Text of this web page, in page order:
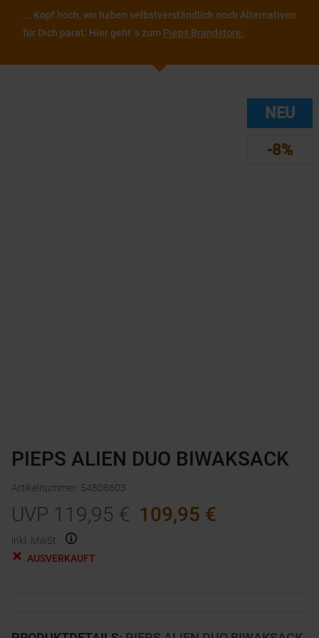
... Kopf hoch, wir haben selbstverständlich noch Alternativen
für Dich parat: Hier geht´s zum Pieps Brandstore.
NEU
-8%
PIEPS ALIEN DUO BIWAKSACK
Artikelnummer: 54808603
UVP 119,95 € 109,95 €
inkl. MwSt.
AUSVERKAUFT